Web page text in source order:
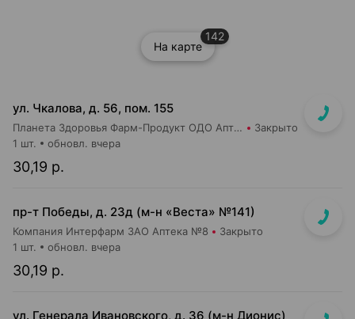
На карте
142
ул. Чкалова, д. 56, пом. 155
Планета Здоровья Фарм-Продукт ОДО Аптека №17 Закрыто
30,19 р.
1 шт. обновл. вчера
пр-т Победы, д. 23д (м-н «Веста» №141)
Компания Интерфарм ЗАО Аптека №8 Закрыто
30,19 р.
1 шт. обновл. вчера
ул. Генерала Ивановского, д. 36 (м-н Дионис)